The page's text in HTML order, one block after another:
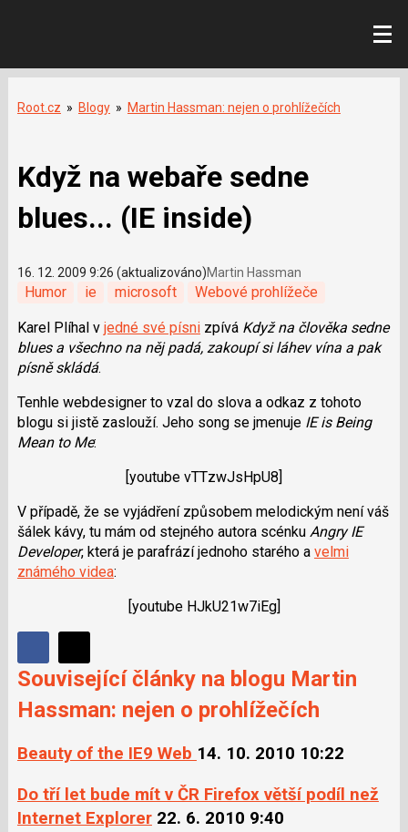
Root.cz » Blogy » Martin Hassman: nejen o prohlížečích
Když na webaře sedne
blues... (IE inside)
16. 12. 2009 9:26 (aktualizováno)Martin Hassman
Humor ie microsoft Webové prohlížeče
Karel Plíhal v jedné své písnizpívá Když na člověka sedne
blues a všechno na něj padá, zakoupí si láhev vína a pak
písně skládá.
Tenhle webdesigner to vzal do slova a odkaz z tohoto
blogu si jistě zaslouží. Jeho song se jmenuje IE is Being
Mean to Me:
[youtube vTTzwJsHpU8]
V případě, že se vyjádření způsobem melodickým není váš
šálek kávy, tu mám od stejného autora scénku Angry IE
Developer, která je parafrází jednoho starého a velmi
známého videa:
[youtube HJkU21w7iEg]
Sdílejte
na
Facebooku
Sdílejte
na
síti
Související články na blogu Martin
Hassman: nejen o prohlížečích
Beauty of the IE9 Web 14. 10. 2010 10:22
Do tří let bude mít v ČR Firefox větší podíl než
Internet Explorer 22. 6. 2010 9:40